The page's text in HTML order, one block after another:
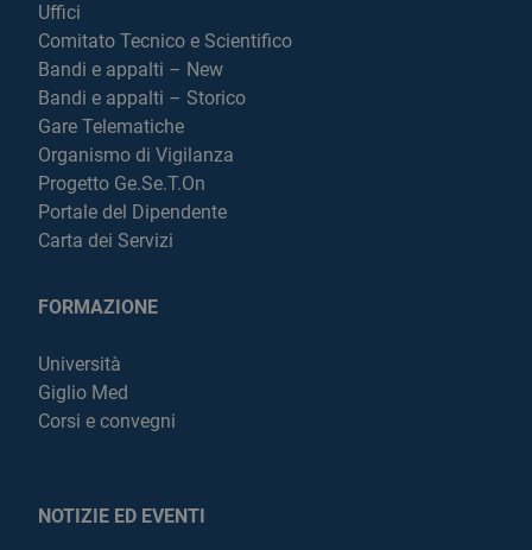
Uffici
Comitato Tecnico e Scientifico
Bandi e appalti – New
Bandi e appalti – Storico
Gare Telematiche
Organismo di Vigilanza
Progetto Ge.Se.T.On
Portale del Dipendente
Carta dei Servizi
FORMAZIONE
Università
Giglio Med
Corsi e convegni
NOTIZIE ED EVENTI